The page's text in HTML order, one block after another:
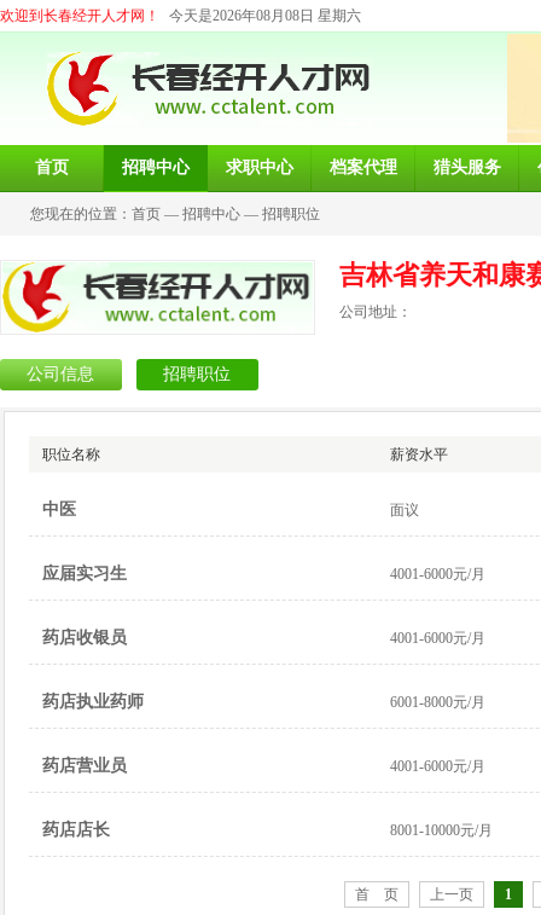
欢迎到长春经开人才网！ 今天是2026年08月08日 星期六
首页 招聘中心 求职中心 档案代理 猎头服务
您现在的位置： 首页 — 招聘中心 — 招聘职位
吉林省养天和康
公司地址：
公司信息 招聘职位
职位名称 薪资水平
中医 面议
应届实习生 4001-6000元/月
药店收银员 4001-6000元/月
药店执业药师 6001-8000元/月
药店营业员 4001-6000元/月
药店店长 8001-10000元/月
首 页 上一页 1